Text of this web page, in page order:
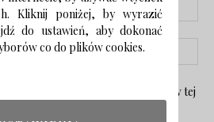
adres e-mail i stronę internetową w tej
gdy skomentuję.
Kliknij poniżej, by wyrazić
do ustawień, aby dokonać
co do plików cookies.